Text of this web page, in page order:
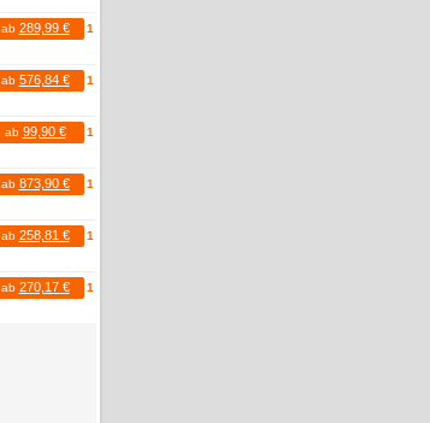
ab 289,99 € 1
ab 576,84 € 1
ab 99,90 € 1
ab 873,90 € 1
ab 258,81 € 1
ab 270,17 € 1